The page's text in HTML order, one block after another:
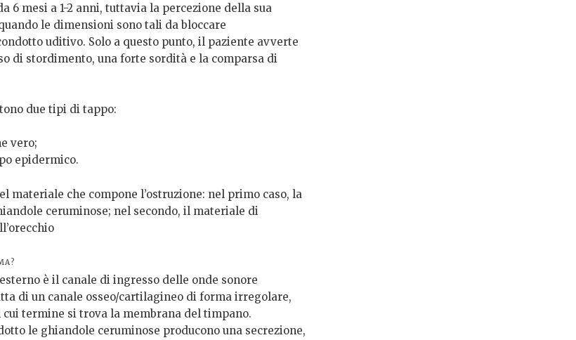
6 mesi a 1-2 anni, tuttavia la percezione della sua
le dimensioni sono tali da bloccare
uditivo. Solo a questo punto, il paziente avverte
di stordimento, una forte sordità e la comparsa di
due tipi di tappo:
vero;
epidermico.
materiale che compone l’ostruzione: nel primo caso, la
ceruminose; nel secondo, il materiale di
è il canale di ingresso delle onde sonore
di un canale osseo/cartilagineo di forma irregolare,
cui termine si trova la membrana del timpano.
le ghiandole ceruminose producono una secrezione,